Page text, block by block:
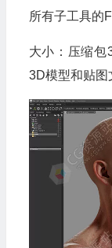
所有子工具的
大小：压缩包
3D模型和贴图